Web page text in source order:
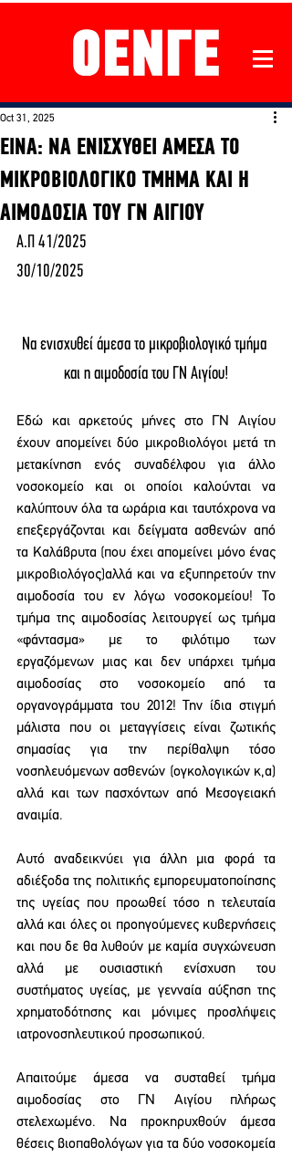
ΕΙΝΑ: ΝΑ ΕΝΙΣΧΥΘΕΙ ΑΜΕΣΑ ΤΟ
ΜΙΚΡΟΒΙΟΛΟΓΙΚΟ ΤΜΗΜΑ ΚΑΙ Η
ΑΙΜΟΔΟΣΙΑ ΤΟΥ ΓΝ ΑΙΓΙΟΥ
Oct 31, 2025
Α.Π 41/2025
30/10/2025
Να ενισχυθεί άμεσα το μικροβιολογικό τμήμα
και η αιμοδοσία του ΓΝ Αιγίου!
Εδώ και αρκετούς μήνες στο ΓΝ Αιγίου
έχουν απομείνει δύο μικροβιολόγοι μετά τη
μετακίνηση ενός συναδέλφου για άλλο
νοσοκομείο και οι οποίοι καλούνται να
καλύπτουν όλα τα ωράρια και ταυτόχρονα να
επεξεργάζονται και δείγματα ασθενών από
τα Καλάβρυτα (που έχει απομείνει μόνο ένας
μικροβιολόγος)αλλά και να εξυπηρετούν την
αιμοδοσία του εν λόγω νοσοκομείου! Το
τμήμα της αιμοδοσίας λειτουργεί ως τμήμα
«φάντασμα» με το φιλότιμο των
εργαζόμενων μιας και δεν υπάρχει τμήμα
αιμοδοσίας στο νοσοκομείο από τα
οργανογράμματα του 2012! Την ίδια στιγμή
μάλιστα που οι μεταγγίσεις είναι ζωτικής
σημασίας για την περίθαλψη τόσο
νοσηλευόμενων ασθενών (ογκολογικών κ,α)
αλλά και των πασχόντων από Μεσογειακή
αναιμία.
Αυτό αναδεικνύει για άλλη μια φορά τα
αδιέξοδα της πολιτικής εμπορευματοποίησης
της υγείας που προωθεί τόσο η τελευταία
αλλά και όλες οι προηγούμενες κυβερνήσεις
και που δε θα λυθούν με καμία συγχώνευση
αλλά με ουσιαστική ενίσχυση του
συστήματος υγείας, με γενναία αύξηση της
χρηματοδότησης και μόνιμες προσλήψεις
ιατρονοσηλευτικού προσωπικού.
Απαιτούμε άμεσα να συσταθεί τμήμα
αιμοδοσίας στο ΓΝ Αιγίου πλήρως
στελεχωμένο. Να προκηρυχθούν άμεσα
θέσεις βιοπαθολόγων για τα δύο νοσοκομεία